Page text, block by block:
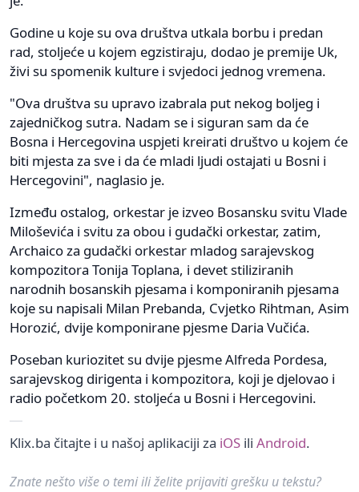
Godine u koje su ova društva utkala borbu i predan
rad, stoljeće u kojem egzistiraju, dodao je premije Uk,
živi su spomenik kulture i svjedoci jednog vremena.
"Ova društva su upravo izabrala put nekog boljeg i
zajedničkog sutra. Nadam se i siguran sam da će
Bosna i Hercegovina uspjeti kreirati društvo u kojem će
biti mjesta za sve i da će mladi ljudi ostajati u Bosni i
Hercegovini", naglasio je.
Između ostalog, orkestar je izveo Bosansku svitu Vlade
Miloševića i svitu za obou i gudački orkestar, zatim,
Archaico za gudački orkestar mladog sarajevskog
kompozitora Tonija Toplana, i devet stiliziranih
narodnih bosanskih pjesama i komponiranih pjesama
koje su napisali Milan Prebanda, Cvjetko Rihtman, Asim
Horozić, dvije komponirane pjesme Daria Vučića.
Poseban kuriozitet su dvije pjesme Alfreda Pordesa,
sarajevskog dirigenta i kompozitora, koji je djelovao i
radio početkom 20. stoljeća u Bosni i Hercegovini.
Klix.ba čitajte i u našoj aplikaciji za iOS ili Android.
Znate nešto više o temi ili želite prijaviti grešku u tekstu?